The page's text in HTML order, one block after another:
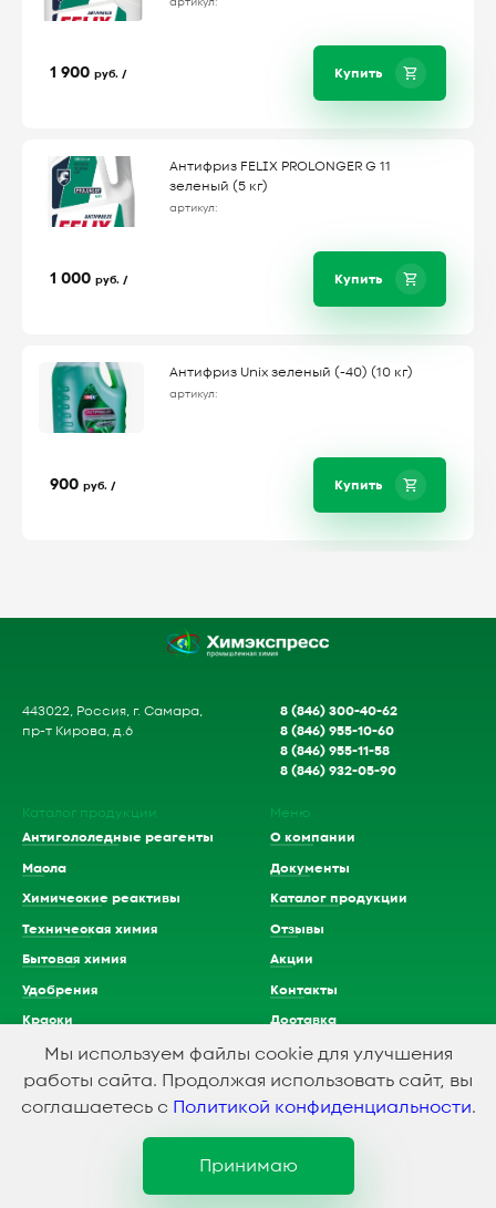
1 900 руб. / Купить
Антифриз FELIX PROLONGER G 11
зеленый (5 кг)
артикул:
1 000 руб. / Купить
Антифриз Unix зеленый (-40) (10 кг)
артикул:
900 руб. / Купить
443022, Россия, г. Самара,
пр-т Кирова, д.6
8 (846) 300-40-62
8 (846) 955-10-60
8 (846) 955-11-58
8 (846) 932-05-90
Каталог продукции
Антигололедные реагенты
Масла
Химические реактивы
Техническая химия
Бытовая химия
Удобрения
Краски
Растворители
Кислоты
Меню
О компании
Документы
Каталог продукции
Отзывы
Акции
Контакты
Доставка
1994-2023 © ООО Химэкспресс
Мы используем файлы cookie для улучшения
работы сайта. Продолжая использовать сайт, вы
соглашаетесь с Политикой конфиденциальности.
Принимаю